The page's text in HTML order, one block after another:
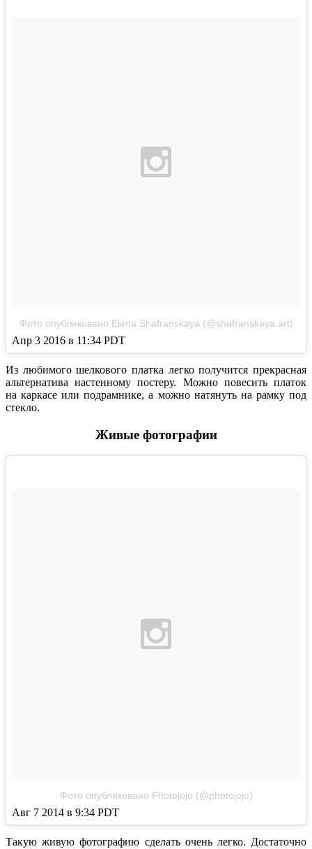
Фото опубликовано Elena Shafranskaya (@shafranskaya.art)
Апр 3 2016 в 11:34 PDT
Из любимого шелкового платка легко получится прекрасная
альтернатива настенному постеру. Можно повесить платок
на каркасе или подрамнике, а можно натянуть на рамку под
стекло.
Живые фотографии
Фото опубликовано Photojojo (@photojojo)
Авг 7 2014 в 9:34 PDT
Такую живую фотографию сделать очень легко. Достаточно